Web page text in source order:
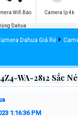
Wifi Báo
Dahua
Camera Ip 4k
Dahua Giá Rẻ
WA-2812 Sắc
1:16:36 PM